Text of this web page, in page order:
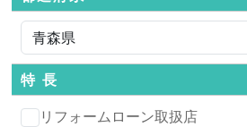
特 長
リフォームローン取扱店